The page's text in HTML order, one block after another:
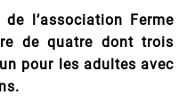
l’association Ferme
de quatre dont trois
pour les adultes avec